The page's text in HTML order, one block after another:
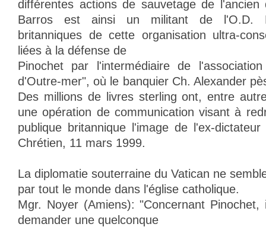
différentes actions de sauvetage de l'ancien
Barros est ainsi un militant de l'O.D.
britanniques de cette organisation ultra-
liées à la défense de
Pinochet par l'intermédiaire de
d'Outre-mer", où le banquier Ch. Alexander
Des millions de livres sterling ont, entre
une opération de communication visant à
publique britannique l'image de l'ex-dictateur
Chrétien, 11 mars 1999.
La diplomatie souterraine du Vatican ne
par tout le monde dans l'église catholique.
Mgr. Noyer (Amiens): "Concernant
demander une quelconque